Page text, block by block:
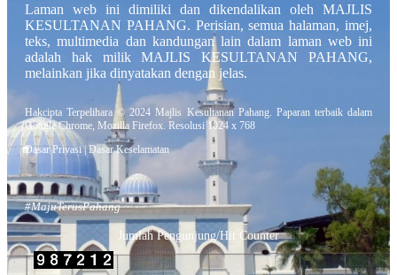
Laman web ini dimiliki dan dikendalikan oleh MAJLIS
KESULTANAN PAHANG. Perisian, semua halaman, imej,
teks, multimedia dan kandungan lain dalam laman web ini
adalah hak milik MAJLIS KESULTANAN PAHANG,
melainkan jika dinyatakan dengan jelas.
Hakcipta Terpelihara © 2024 Majlis Kesultanan Pahang. Paparan terbaik dalam
Google Chrome, Mozilla Firefox. Resolusi 1024 x 768
Dasar Privasi|Dasar Keselamatan
#MajuTerusPahang
Jumlah Pengunjung/Hit Counter